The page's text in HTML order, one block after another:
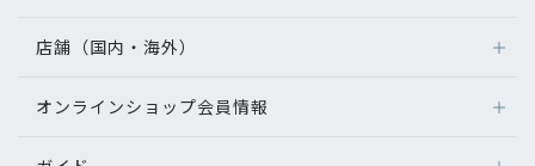
店舗（国内・海外）
オンラインショップ会員情報